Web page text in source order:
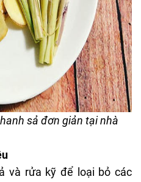
sả đơn giản tại nhà
và rửa kỹ để loại bỏ các